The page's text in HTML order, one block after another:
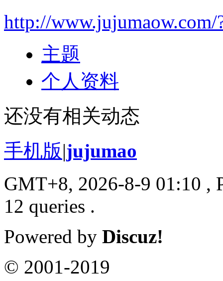
http://www.jujumaow.com/
主题
个人资料
还没有相关动态
手机版|jujumao
GMT+8, 2026-8-9 01:10 ,
12 queries .
Powered by Discuz!
© 2001-2019